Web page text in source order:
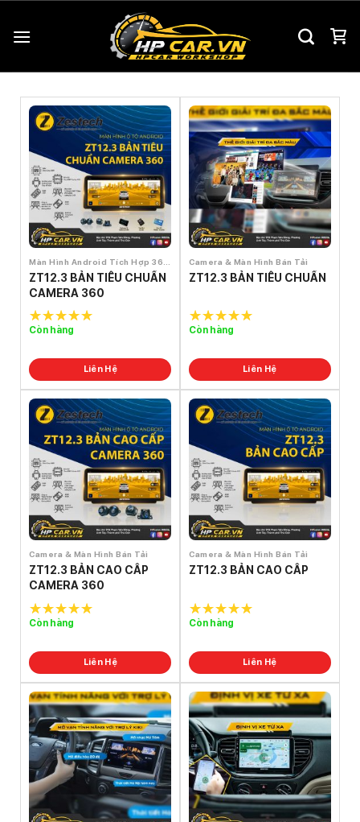
đến
dung
ZT12.3 BẢN TIÊU CHUẨN
CAMERA 360
5.0out of
Còn hàng
Liên Hệ
Camera & Màn Hình Bán Tải
ZT12.3 BẢN TIÊU CHUẨN
5.0out of
Còn hàng
Liên Hệ
Camera & Màn Hình Bán Tải
ZT12.3 BẢN CAO CẤP
CAMERA 360
5.0out of
Còn hàng
Liên Hệ
Camera & Màn Hình Bán Tải
ZT12.3 BẢN CAO CẤP
5.0out of
Còn hàng
Liên Hệ